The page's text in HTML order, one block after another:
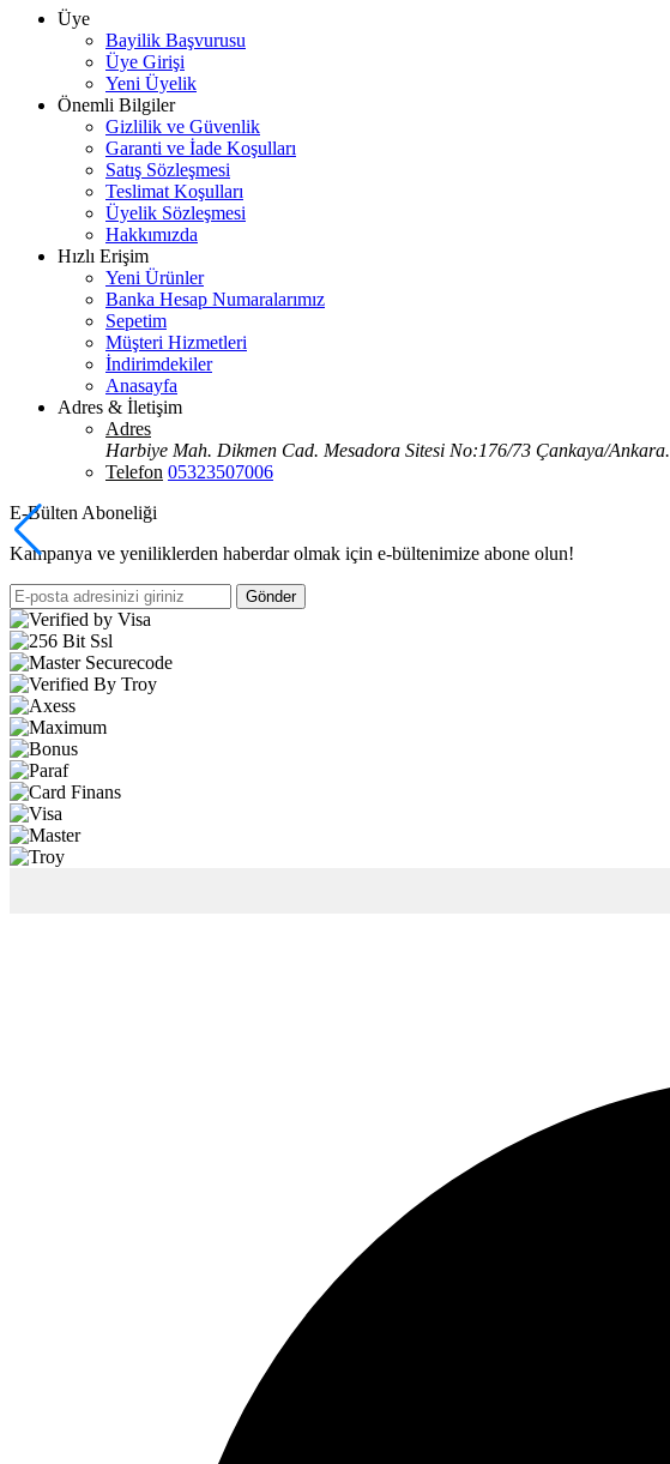
Üye
Bayilik Başvurusu
Üye Girişi
Yeni Üyelik
Önemli Bilgiler
Gizlilik ve Güvenlik
Garanti ve İade Koşulları
Satış Sözleşmesi
Teslimat Koşulları
Üyelik Sözleşmesi
Hakkımızda
Hızlı Erişim
Yeni Ürünler
Banka Hesap Numaralarımız
Sepetim
Müşteri Hizmetleri
İndirimdekiler
Anasayfa
Adres & İletişim
Adres
Harbiye Mah. Dikmen Cad. Mesadora Sitesi No:176/73 Çankaya/Ankara.
Telefon 05323507006
E-Bülten Aboneliği
Kampanya ve yeniliklerden haberdar olmak için e-bültenimize abone olun!
Gönder